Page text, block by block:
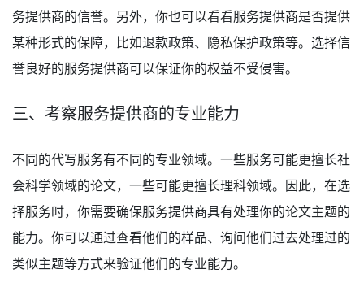
务提供商的信誉。另外，你也可以看看服务提供商是否提供
某种形式的保障，比如退款政策、隐私保护政策等。选择信
誉良好的服务提供商可以保证你的权益不受侵害。
三、考察服务提供商的专业能力
不同的代写服务有不同的专业领域。一些服务可能更擅长社
会科学领域的论文，一些可能更擅长理科领域。因此，在选
择服务时，你需要确保服务提供商具有处理你的论文主题的
能力。你可以通过查看他们的样品、询问他们过去处理过的
类似主题等方式来验证他们的专业能力。